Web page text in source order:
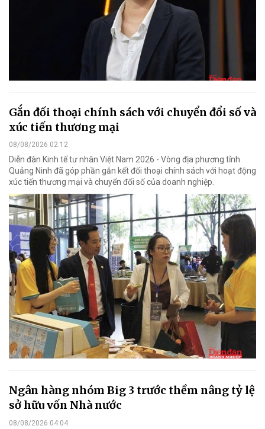
Gắn đối thoại chính sách với chuyển đổi số và
xúc tiến thương mại
08/08/2026 02:12
Diễn đàn Kinh tế tư nhân Việt Nam 2026 - Vòng địa phương tỉnh
Quảng Ninh đã góp phần gắn kết đối thoại chính sách với hoạt động
xúc tiến thương mại và chuyển đổi số của doanh nghiệp.
Ngân hàng nhóm Big 3 trước thềm nâng tỷ lệ
sở hữu vốn Nhà nước
08/08/2026 04:04